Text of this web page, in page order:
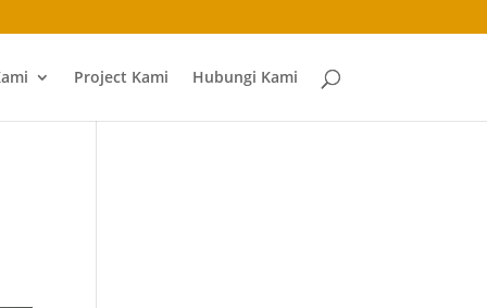
Project Kami Hubungi Kami